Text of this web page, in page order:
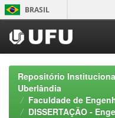
Skip
navigation
BRASIL
Repositório
Uberlândia
Faculdade de
DISSERTAÇÃO -